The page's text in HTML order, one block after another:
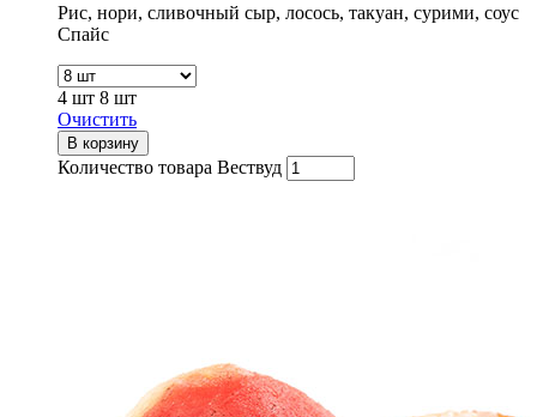
Рис, нори, сливочный сыр, лосось, такуан, сурими, соус
Спайс
4 шт 8 шт
Очистить
В корзину
Количество товара Вествуд